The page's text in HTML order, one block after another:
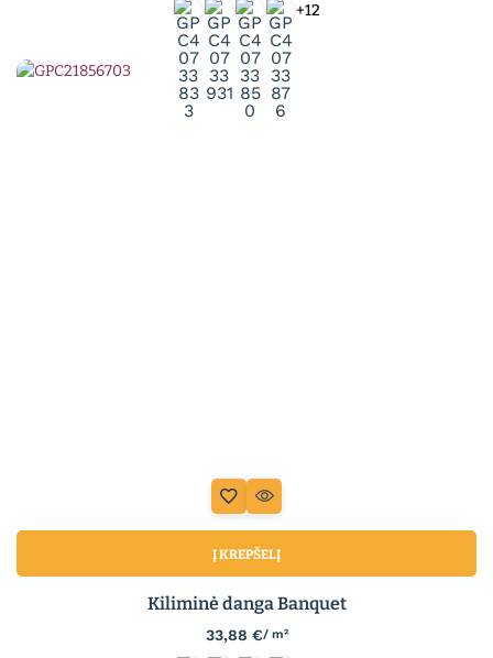
+12
Į KREPŠELĮ
Kiliminė danga Banquet
33,88 €/ m²